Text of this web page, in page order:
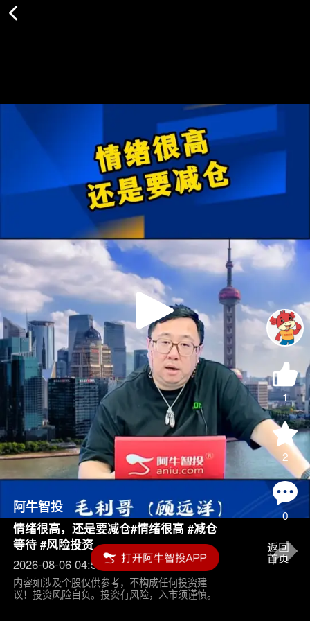
Play
Video
1
2
0
阿牛智投
情绪很高，还是要减仓#情绪很高 #减仓
等待 #风险投资
2026-08-06 04:55
内容如涉及个股仅供参考，不构成任何投资建
议！投资风险自负。投资有风险，入市须谨慎。